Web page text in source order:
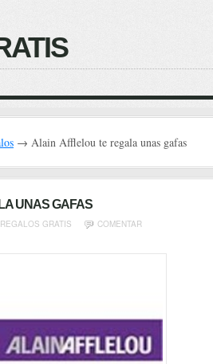
→ Alain Afflelou te regala unas gafas
UNAS GAFAS
REGALOS GRATIS COMENTAR